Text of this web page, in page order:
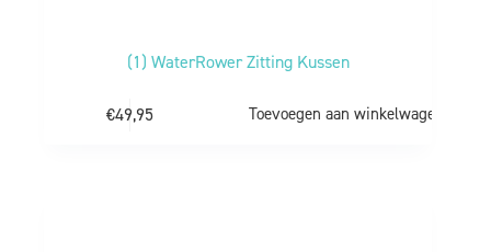
(1) WaterRower Zitting Kussen
€49,95 Toevoegen aan winkelwagen